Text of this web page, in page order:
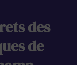
des
de